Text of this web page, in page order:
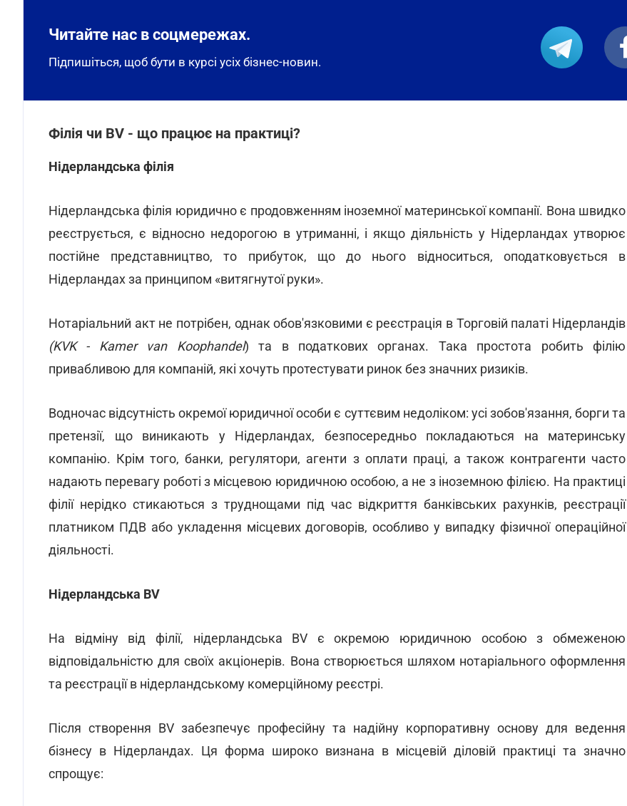
Читайте нас в соцмережах.
Підпишіться, щоб бути в курсі усіх бізнес-новин.
Філія чи BV - що працює на практиці?
Нідерландська філія
Нідерландська філія юридично є продовженням іноземної материнської компанії. Вона швидко
реєструється, є відносно недорогою в утриманні, і якщо діяльність у Нідерландах утворює
постійне представництво, то прибуток, що до нього відноситься, оподатковується в
Нідерландах за принципом «витягнутої руки».
Нотаріальний акт не потрібен, однак обов'язковими є реєстрація в Торговій палаті Нідерландів
(KVK - Kamer van Koophandel) та в податкових органах. Така простота робить філію
привабливою для компаній, які хочуть протестувати ринок без значних ризиків.
Водночас відсутність окремої юридичної особи є суттєвим недоліком: усі зобов'язання, борги та
претензії, що виникають у Нідерландах, безпосередньо покладаються на материнську
компанію. Крім того, банки, регулятори, агенти з оплати праці, а також контрагенти часто
надають перевагу роботі з місцевою юридичною особою, а не з іноземною філією. На практиці
філії нерідко стикаються з труднощами під час відкриття банківських рахунків, реєстрації
платником ПДВ або укладення місцевих договорів, особливо у випадку фізичної операційної
діяльності.
Нідерландська BV
На відміну від філії, нідерландська BV є окремою юридичною особою з обмеженою
відповідальністю для своїх акціонерів. Вона створюється шляхом нотаріального оформлення
та реєстрації в нідерландському комерційному реєстрі.
Після створення BV забезпечує професійну та надійну корпоративну основу для ведення
бізнесу в Нідерландах. Ця форма широко визнана в місцевій діловій практиці та значно
спрощує: